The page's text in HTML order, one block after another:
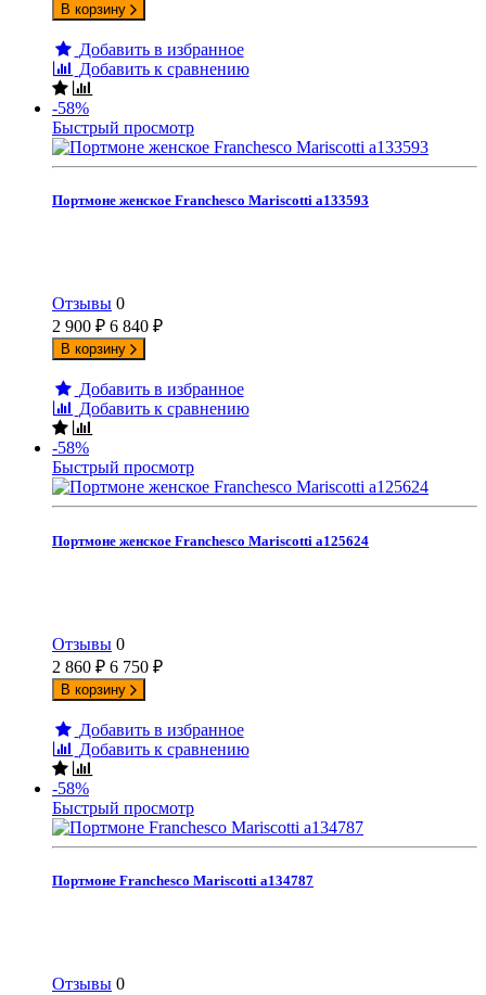
В корзину
Добавить в избранное
Добавить к сравнению
-58%
Быстрый просмотр
Портмоне женское Franchesco Mariscotti а133593
Отзывы 0
2 900 ₽ 6 840 ₽
В корзину
Добавить в избранное
Добавить к сравнению
-58%
Быстрый просмотр
Портмоне женское Franchesco Mariscotti а125624
Отзывы 0
2 860 ₽ 6 750 ₽
В корзину
Добавить в избранное
Добавить к сравнению
-58%
Быстрый просмотр
Портмоне Franchesco Mariscotti а134787
Отзывы 0